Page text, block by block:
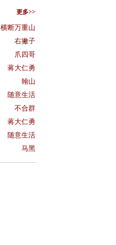
更多>>
横断万重山
右撇子
爪四哥
蒋大仁勇
翰山
随意生活
不合群
蒋大仁勇
随意生活
马黑